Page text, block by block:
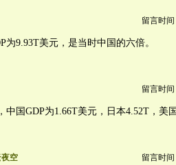
留言时间
为9.93T美元，是当时中国的六倍。
留言时间
中国GDP为1.66T美元，日本4.52T，美
空 留言时间